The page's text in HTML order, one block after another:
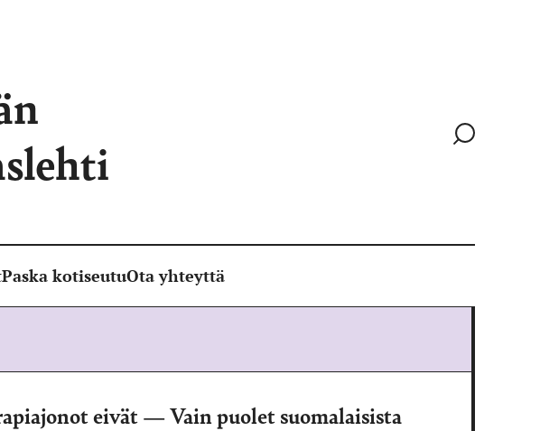
Siirry
Paska kotiseutuOta yhteyttä
eivät — Vain puolet suomalaisista